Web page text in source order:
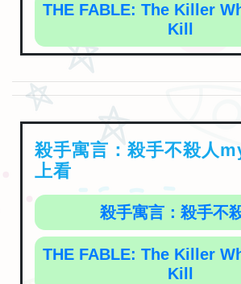
THE FABLE: The Killer
Kill
殺手寓言：殺手不殺人
上看
殺手寓言：殺手不
THE FABLE: The Killer
Kill